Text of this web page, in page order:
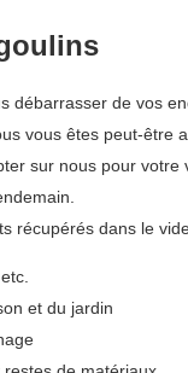
débarrasser de vos
vous êtes peut-
sur nous pour
récupérés dans le
et du jardin